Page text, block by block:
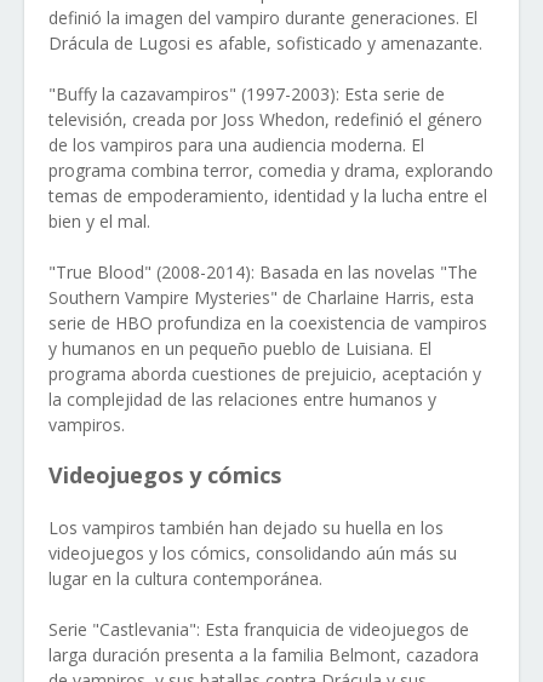
definió la imagen del vampiro durante generaciones. El
Drácula de Lugosi es afable, sofisticado y amenazante.
"Buffy la cazavampiros" (1997-2003): Esta serie de
televisión, creada por Joss Whedon, redefinió el género
de los vampiros para una audiencia moderna. El
programa combina terror, comedia y drama, explorando
temas de empoderamiento, identidad y la lucha entre el
bien y el mal.
"True Blood" (2008-2014): Basada en las novelas "The
Southern Vampire Mysteries" de Charlaine Harris, esta
serie de HBO profundiza en la coexistencia de vampiros
y humanos en un pequeño pueblo de Luisiana. El
programa aborda cuestiones de prejuicio, aceptación y
la complejidad de las relaciones entre humanos y
vampiros.
Videojuegos y cómics
Los vampiros también han dejado su huella en los
videojuegos y los cómics, consolidando aún más su
lugar en la cultura contemporánea.
Serie "Castlevania": Esta franquicia de videojuegos de
larga duración presenta a la familia Belmont, cazadora